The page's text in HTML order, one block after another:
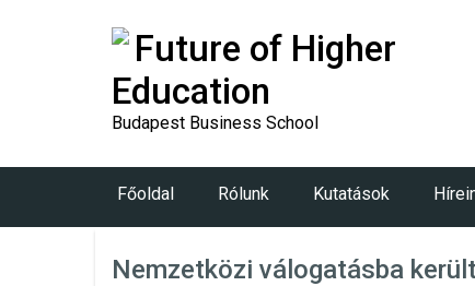
Future of Higher
Education
Budapest Business School
Főoldal Rólunk Kutatások
Nemzetközi válogatásba